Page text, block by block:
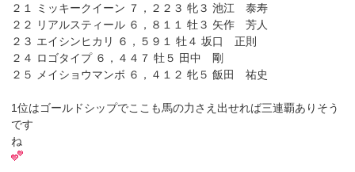
２１ ミッキークイーン ７，２２３ 牝３ 池江 泰寿
２２ リアルスティール ６，８１１ 牡３ 矢作 芳人
２３ エイシンヒカリ ６，５９１ 牡４ 坂口 正則
２４ ロゴタイプ ６，４４７ 牡５ 田中 剛
２５ メイショウマンボ ６，４１２ 牝５ 飯田 祐史
1位はゴールドシップでここも馬の力さえ出せれば三連覇ありそう
です
ね